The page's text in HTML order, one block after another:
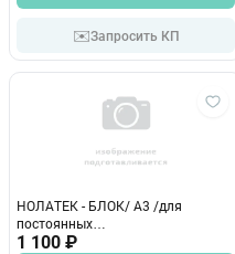
✉️Запросить КП
НОЛАТЕК - БЛОК/ А3 /для
постоянных
коронок/15,5х19,0х39,0 мм/1 шт
1 100 ₽